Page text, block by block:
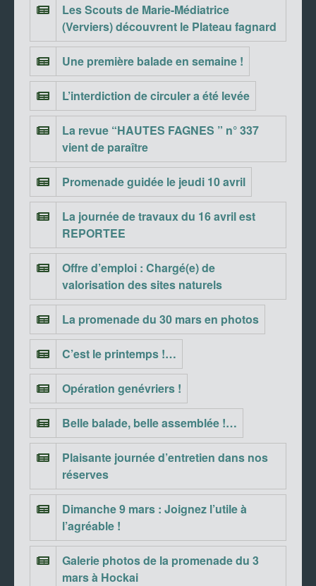
Les Scouts de Marie-Médiatrice
(Verviers) découvrent le Plateau fagnard
Une première balade en semaine !
L’interdiction de circuler a été levée
La revue “HAUTES FAGNES ” n° 337
vient de paraître
Promenade guidée le jeudi 10 avril
La journée de travaux du 16 avril est
REPORTEE
Offre d’emploi : Chargé(e) de
valorisation des sites naturels
La promenade du 30 mars en photos
C’est le printemps !…
Opération genévriers !
Belle balade, belle assemblée !…
Plaisante journée d’entretien dans nos
réserves
Dimanche 9 mars : Joignez l’utile à
l’agréable !
Galerie photos de la promenade du 3
mars à Hockai